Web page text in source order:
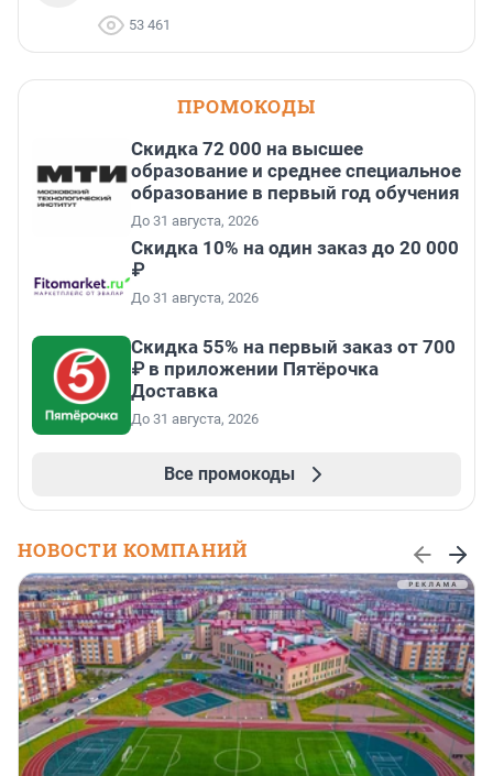
53 461
ПРОМОКОДЫ
Скидка 72 000 на высшее
образование и среднее специальное
образование в первый год обучения
До 31 августа, 2026
Скидка 10% на один заказ до 20 000
₽
До 31 августа, 2026
Скидка 55% на первый заказ от 700
₽ в приложении Пятёрочка
Доставка
До 31 августа, 2026
Все промокоды
НОВОСТИ КОМПАНИЙ